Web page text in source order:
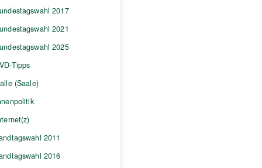
2017
2021
2025
Tipps
(Saale)
2011
2016